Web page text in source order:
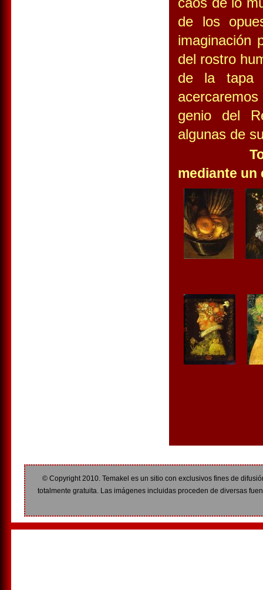
de los
imaginación
del rostro
de la
genio del
algunas de
mediante un
© Copyright 2010. Temakel es un sitio con exclusivos fines de
totalmente gratuita. Las imágenes incluidas proceden de diversas